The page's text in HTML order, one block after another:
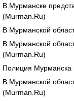
В Мурманске
(Murman.Ru)
В Мурманской
В Мурманской
(Murman.Ru)
Полиция Мурманска
В Мурманской
(Murman.Ru)